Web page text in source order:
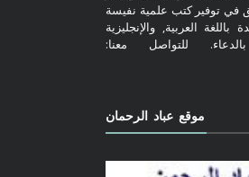
في توفير كتب علمية نفيسة
العربية, والإنجليزية
للتواصل معنا:
موقع عباد الرحمان